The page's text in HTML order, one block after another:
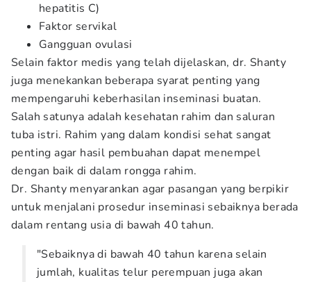
hepatitis C)
Faktor servikal
Gangguan ovulasi
Selain faktor medis yang telah dijelaskan, dr. Shanty
juga menekankan beberapa syarat penting yang
mempengaruhi keberhasilan inseminasi buatan.
Salah satunya adalah kesehatan rahim dan saluran
tuba istri. Rahim yang dalam kondisi sehat sangat
penting agar hasil pembuahan dapat menempel
dengan baik di dalam rongga rahim.
Dr. Shanty menyarankan agar pasangan yang berpikir
untuk menjalani prosedur inseminasi sebaiknya berada
dalam rentang usia di bawah 40 tahun.
"Sebaiknya di bawah 40 tahun karena selain
jumlah, kualitas telur perempuan juga akan